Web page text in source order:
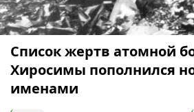
Список жертв атомной
Хиросимы пополнился
именами